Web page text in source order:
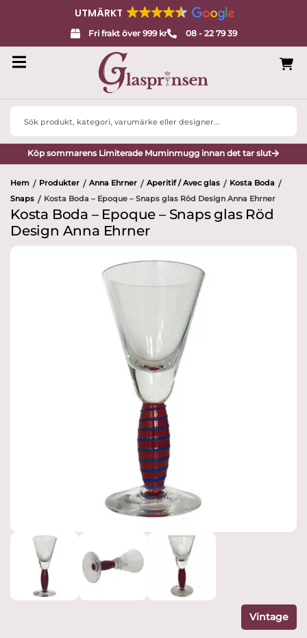
UTMÄRKT
Fri frakt över 999 kr 08 - 22 79 39
Search
Köp sommarens Limiterade Muminmugg innan det tar slut
Hem / Produkter / Anna Ehrner / Aperitif / Avec glas / Kosta Boda /
Snaps / Kosta Boda – Epoque – Snaps glas Röd Design Anna Ehrner
Kosta Boda – Epoque – Snaps glas Röd
Design Anna Ehrner
Vintage